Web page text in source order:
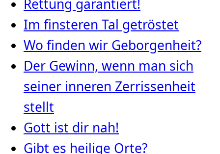
Rettung garantiert!
Im finsteren Tal getröstet
Wo finden wir Geborgenheit?
Der Gewinn, wenn man sich
seiner inneren Zerrissenheit
stellt
Gott ist dir nah!
Gibt es heilige Orte?